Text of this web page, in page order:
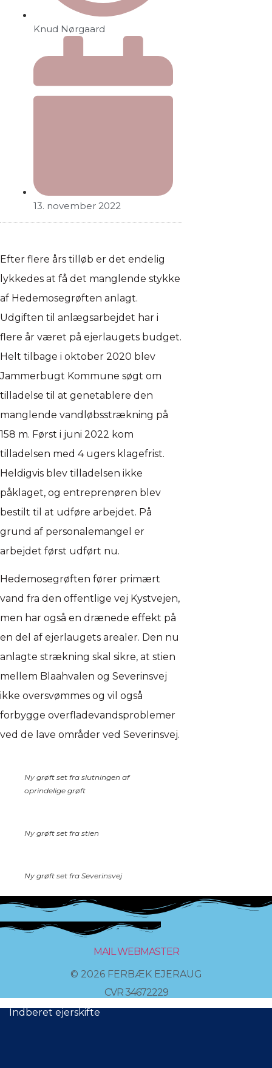
Knud Nørgaard
13. november 2022
Efter flere års tilløb er det endelig
lykkedes at få det manglende stykke
af Hedemosegrøften anlagt.
Udgiften til anlægsarbejdet har i
flere år været på ejerlaugets budget.
Helt tilbage i oktober 2020 blev
Jammerbugt Kommune søgt om
tilladelse til at genetablere den
manglende vandløbsstrækning på
158 m. Først i juni 2022 kom
tilladelsen med 4 ugers klagefrist.
Heldigvis blev tilladelsen ikke
påklaget, og entreprenøren blev
bestilt til at udføre arbejdet. På
grund af personalemangel er
arbejdet først udført nu.
Hedemosegrøften fører primært
vand fra den offentlige vej Kystvejen,
men har også en drænede effekt på
en del af ejerlaugets arealer. Den nu
anlagte strækning skal sikre, at stien
mellem Blaahvalen og Severinsvej
ikke oversvømmes og vil også
forbygge overfladevandsproblemer
ved de lave områder ved Severinsvej.
Ny grøft set fra slutningen af
oprindelige grøft
Ny grøft set fra stien
Ny grøft set fra Severinsvej
MAIL WEBMASTER
© 2026 FERBÆK EJERAUG
CVR 34672229
Indberet ejerskifte